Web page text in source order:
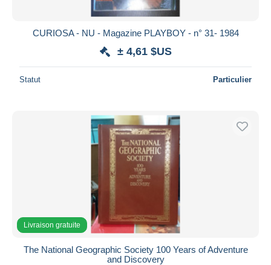
CURIOSA - NU - Magazine PLAYBOY - n° 31- 1984
± 4,61 $US
Statut Particulier
Livraison gratuite
The National Geographic Society 100 Years of Adventure
and Discovery